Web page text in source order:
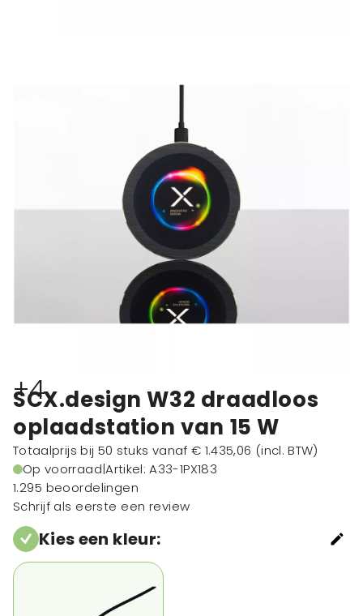
+4
SCX.design W32 draadloos
oplaadstation van 15 W
Totaalprijs bij 50 stuks vanaf € 1.435,06 (incl. BTW)
Op voorraad|Artikel: A33-1PX183
1.295 beoordelingen
Schrijf als eerste een review
Kies een kleur: